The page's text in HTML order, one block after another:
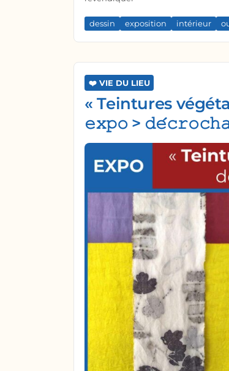
dessin exposition intérieur
❤️ VIE DU LIEU
« Teintures
𝚎𝚡𝚙𝚘 >